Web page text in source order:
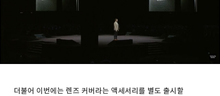
더불어 이번에는 렌즈 커버라는 액세서리를 별도 출시할